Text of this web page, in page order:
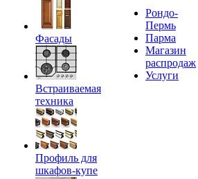
Фасады
Встраиваемая
техника
Профиль для
шкафов-купе
Рондо-
Пермь
Парма
Магазин
распродаж
Услуги